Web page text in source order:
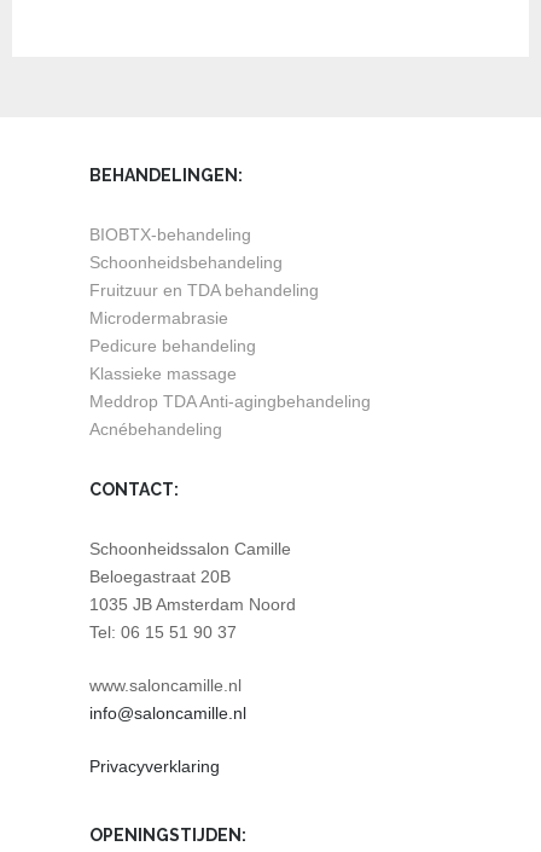
BEHANDELINGEN:
BIOBTX-behandeling
Schoonheidsbehandeling
Fruitzuur en TDA behandeling
Microdermabrasie
Pedicure behandeling
Klassieke massage
Meddrop TDA Anti-agingbehandeling
Acnébehandeling
CONTACT:
Schoonheidssalon Camille
Beloegastraat 20B
1035 JB Amsterdam Noord
Tel: 06 15 51 90 37
www.saloncamille.nl
info@saloncamille.nl
Privacyverklaring
OPENINGSTIJDEN: